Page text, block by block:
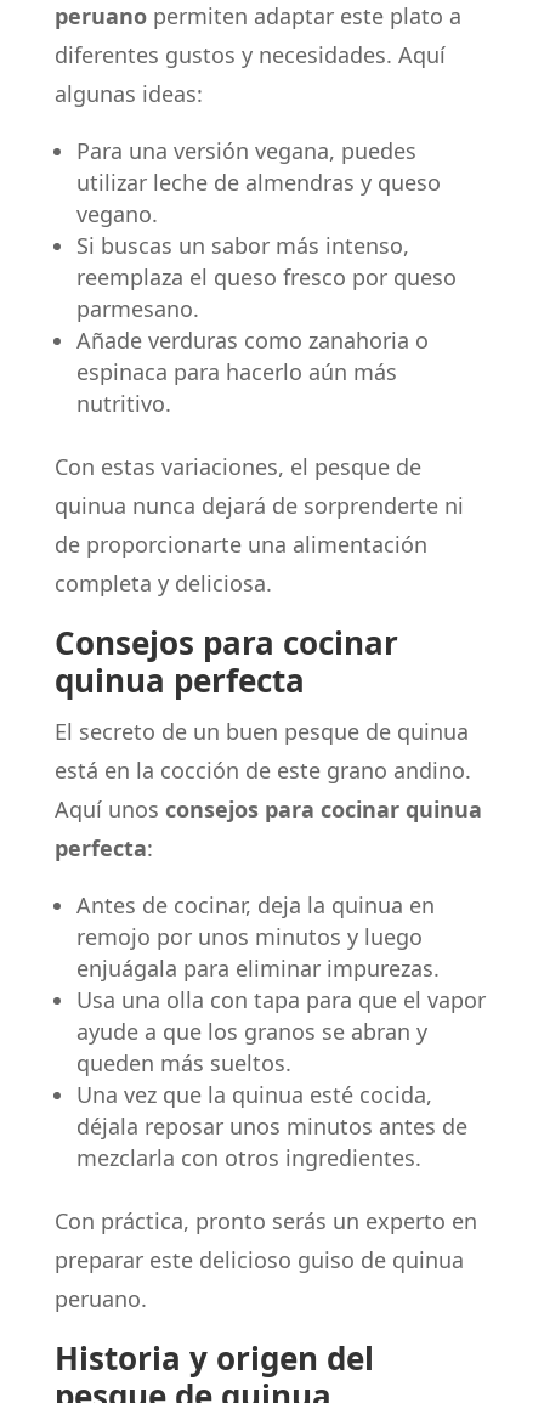
peruanopermiten adaptar este plato a
diferentes gustos y necesidades. Aquí
algunas ideas:
Para una versión vegana, puedes
utilizar leche de almendras y queso
vegano.
Si buscas un sabor más intenso,
reemplaza el queso fresco por queso
parmesano.
Añade verduras como zanahoria o
espinaca para hacerlo aún más
nutritivo.
Con estas variaciones, el pesque de
quinua nunca dejará de sorprenderte ni
de proporcionarte una alimentación
completa y deliciosa.
Consejos para cocinar
quinua perfecta
El secreto de un buen pesque de quinua
está en la cocción de este grano andino.
Aquí unos consejos para cocinar quinua
perfecta:
Antes de cocinar, deja la quinua en
remojo por unos minutos y luego
enjuágala para eliminar impurezas.
Usa una olla con tapa para que el vapor
ayude a que los granos se abran y
queden más sueltos.
Una vez que la quinua esté cocida,
déjala reposar unos minutos antes de
mezclarla con otros ingredientes.
Con práctica, pronto serás un experto en
preparar este delicioso guiso de quinua
peruano.
Historia y origen del